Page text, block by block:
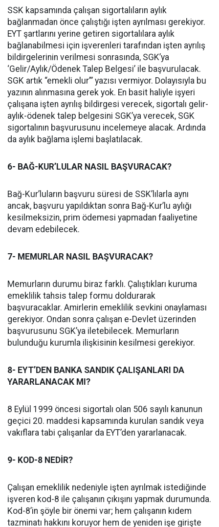
SSK kapsamında çalışan sigortalıların aylık
bağlanmadan önce çalıştığı işten ayrılması gerekiyor.
EYT şartlarını yerine getiren sigortalılara aylık
bağlanabilmesi için işverenleri tarafından işten ayrılış
bildirgelerinin verilmesi sonrasında, SGK’ya
‘Gelir/Aylık/Ödenek Talep Belgesi’ ile başvurulacak.
SGK artık “emekli olur”’ yazısı vermiyor. Dolayısıyla bu
yazının alınmasına gerek yok. En basit haliyle işyeri
çalışana işten ayrılış bildirgesi verecek, sigortalı gelir-
aylık-ödenek talep belgesini SGK’ya verecek, SGK
sigortalının başvurusunu incelemeye alacak. Ardında
da aylık bağlama işlemi başlatılacak.
6- BAĞ-KUR’LULAR NASIL BAŞVURACAK?
Bağ-Kur’luların başvuru süresi de SSK’lılarla aynı
ancak, başvuru yapıldıktan sonra Bağ-Kur’lu aylığı
kesilmeksizin, prim ödemesi yapmadan faaliyetine
devam edebilecek.
7- MEMURLAR NASIL BAŞVURACAK?
Memurların durumu biraz farklı. Çalıştıkları kuruma
emeklilik tahsis talep formu doldurarak
başvuracaklar. Amirlerin emeklilik sevkini onaylaması
gerekiyor. Ondan sonra çalışan e-Devlet üzerinden
başvurusunu SGK’ya iletebilecek. Memurların
bulunduğu kurumla ilişkisinin kesilmesi gerekiyor.
8- EYT’DEN BANKA SANDIK ÇALIŞANLARI DA
YARARLANACAK MI?
8 Eylül 1999 öncesi sigortalı olan 506 sayılı kanunun
geçici 20. maddesi kapsamında kurulan sandık veya
vakıflara tabi çalışanlar da EYT’den yararlanacak.
9- KOD-8 NEDİR?
Çalışan emeklilik nedeniyle işten ayrılmak istediğinde
işveren kod-8 ile çalışanın çıkışını yapmak durumunda.
Kod-8’in şöyle bir önemi var; hem çalışanın kıdem
tazminatı hakkını koruyor hem de yeniden işe girişte